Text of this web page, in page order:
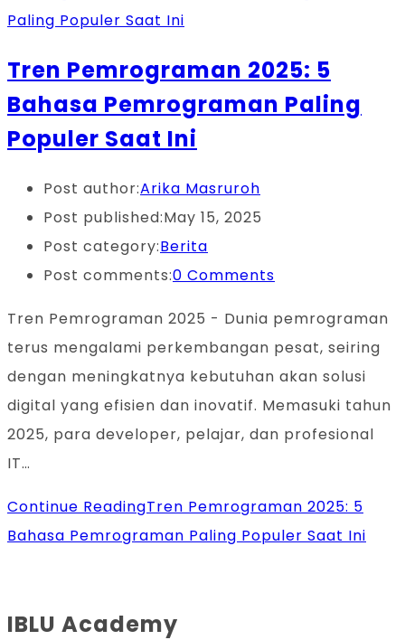
Tren Pemrograman 2025: 5
Bahasa Pemrograman Paling
Populer Saat Ini
Post author:Arika Masruroh
Post published:May 15, 2025
Post category:Berita
Post comments:0 Comments
Tren Pemrograman 2025 - Dunia pemrograman
terus mengalami perkembangan pesat, seiring
dengan meningkatnya kebutuhan akan solusi
digital yang efisien dan inovatif. Memasuki tahun
2025, para developer, pelajar, dan profesional
IT…
Continue ReadingTren Pemrograman 2025: 5
Bahasa Pemrograman Paling Populer Saat Ini
IBLU Academy